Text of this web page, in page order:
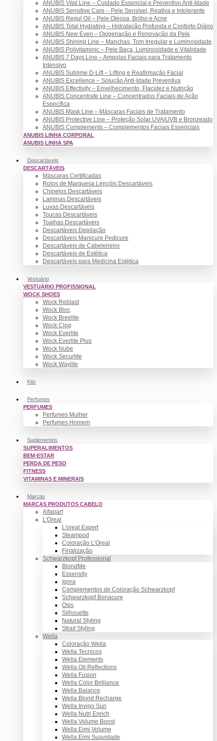
ANUBIS Vital Line – Cuidado Essencial e Preventivo Anti-Idade
ANUBIS Sensitive Care – Pele Sensível, Reativa e Intolerante
ANUBIS Regul Oil – Pele Oleosa, Brilho e Acne
ANUBIS Total Hydrating – Hidratação Profunda e Conforto Diário
ANUBIS New Even – Oxigenação e Renovação da Pele
ANUBIS Shining Line – Manchas, Tom Irregular e Luminosidade
ANUBIS Polivitaminic – Pele Baça, Luminosidade e Vitalidade
ANUBIS 7 Days Line – Ampolas Faciais para Tratamento
Intensivo
ANUBIS Sublime D-Lift – Lifting e Reafirmação Facial
ANUBIS Excellence – Solução Anti-Idade Preventiva
ANUBIS Effectivity – Envelhecimento, Flacidez e Nutrição
ANUBIS Concentrate Line – Concentrados Faciais de Ação
Específica
ANUBIS Mask Line – Máscaras Faciais de Tratamento
ANUBIS Protective Line – Proteção Solar UVA/UVB e Bronzeado
ANUBIS Complements – Complementos Faciais Essenciais
ANUBIS LINHA CORPORAL
ANUBIS LINHA SPA
Descartáveis
DESCARTÁVEIS
Máscaras Certificadas
Rolos de Marquesa Lençóis Descartáveis
Chinelos Descartáveis
Laminas Descartáveis
Luvas Descartáveis
Toucas Descartáveis
Toalhas Descartáveis
Descartáveis Depilação
Descartáveis Manicure Pedicure
Descartáveis de Cabeleireiro
Descartáveis de Estética
Descartáveis para Medicina Estética
Vestuário
VESTUÁRIO PROFISSIONAL
WOCK SHOES
Wock Reblast
Wock Bloc
Wock Breelite
Wock Clog
Wock Everlite
Wock Everlite Plus
Wock Nube
Wock Securlite
Wock Waylite
Kits
Perfumes
PERFUMES
Perfumes Mulher
Perfumes Homem
Suplementos
SUPERALIMENTOS
BEM-ESTAR
PERDA DE PESO
FITNESS
VITAMINAS E MINERAIS
Marcas
MARCAS PRODUTOS CABELO
Alfaparf
L'Oreal
L'oreal Expert
Steampod
Coloração L'Oreal
Finalização
Schwarzkopf Professional
BlondMe
Essensity
Igora
Complementos de Coloração Schwarzkopf
Schwarzkopf Bonacure
Osis
Silhouette
Natural Styling
Strait Styling
Wella
Coloração Wella
Wella Tecnicos
Wella Elements
Wella Oil Reflections
Wella Fusion
Wella Color Brilliance
Wella Balance
Wella Blond Recharge
Wella Invigo Sun
Wella Nutri Enrich
Wella Volume Boost
Wella Eimi Volume
Wella Eimi Suavidade